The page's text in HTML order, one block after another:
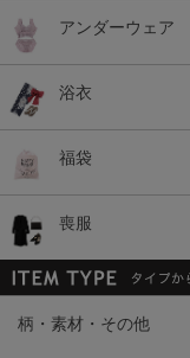
アンダーウェア
浴衣
福袋
喪服
柄・素材・その他